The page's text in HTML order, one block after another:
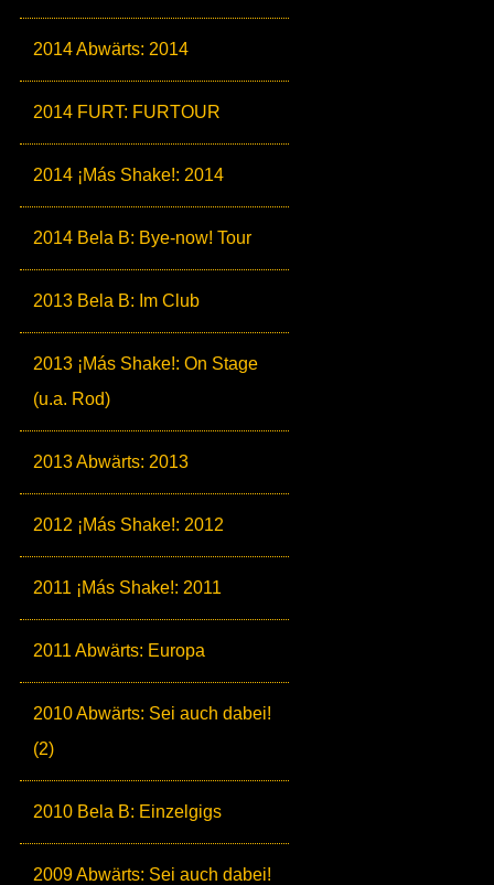
2014 Abwärts: 2014
2014 FURT: FURTOUR
2014 ¡Más Shake!: 2014
2014 Bela B: Bye-now! Tour
2013 Bela B: Im Club
2013 ¡Más Shake!: On Stage
(u.a. Rod)
2013 Abwärts: 2013
2012 ¡Más Shake!: 2012
2011 ¡Más Shake!: 2011
2011 Abwärts: Europa
2010 Abwärts: Sei auch dabei!
(2)
2010 Bela B: Einzelgigs
2009 Abwärts: Sei auch dabei!